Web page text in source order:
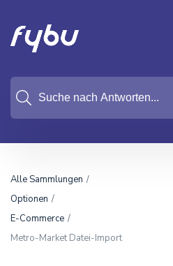
Alle Sammlungen
Optionen
E-Commerce
Metro-Market Datei-Import